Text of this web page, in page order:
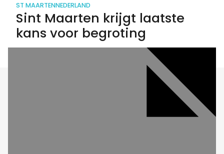
ST MAARTENNEDERLAND
Sint Maarten krijgt laatste
kans voor begroting